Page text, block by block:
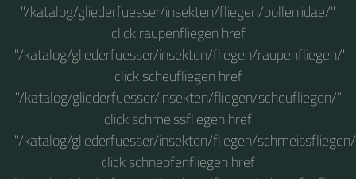
"/katalog/gliederfuesser/insekten/fliegen/polleniidae/"
click raupenfliegen href
"/katalog/gliederfuesser/insekten/fliegen/raupenfliegen/"
click scheufliegen href
"/katalog/gliederfuesser/insekten/fliegen/scheufliegen/"
click schmeissfliegen href
"/katalog/gliederfuesser/insekten/fliegen/
click schnepfenfliegen href